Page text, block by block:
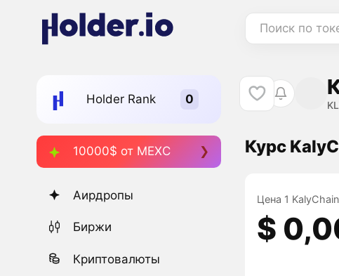
Поиск по
Holder Rank
10000$ от MEXC
Аирдропы
Биржи
Криптовалюты
Курс
Цена 1
$